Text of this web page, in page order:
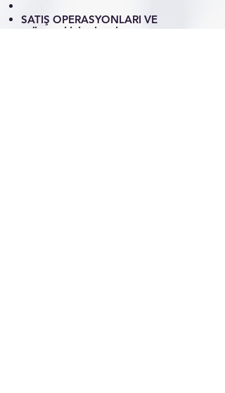
SATIŞ OPERASYONLARI VE
MÜŞTERİ İLİŞKİLERİ